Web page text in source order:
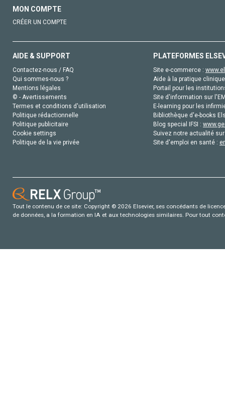
MON COMPTE
CRÉER UN COMPTE
AIDE & SUPPORT
Contactez-nous / FAQ
Qui sommes-nous ?
Mentions légales
© - Avertissements
Termes et conditions d'utilisation
Politique rédactionnelle
Politique publicitaire
Cookie settings
Politique de la vie privée
PLATEFORMES
Site e-commerce :
Aide à la pratique
Portail pour les
Site d'information sur
E-learning pour les
Bibliothèque d'e-books
Blog special IFSI :
Suivez notre actualité
Site d'emploi en santé :
Tout le contenu de ce site: Copyright © 2026 Elsevier, ses concédants de
de données, a la formation en IA et aux technologies similaires. Pour tout